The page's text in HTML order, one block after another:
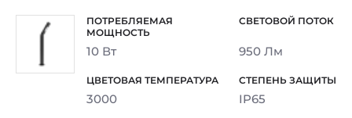
10 Вт 950 Лм
3000 IP65